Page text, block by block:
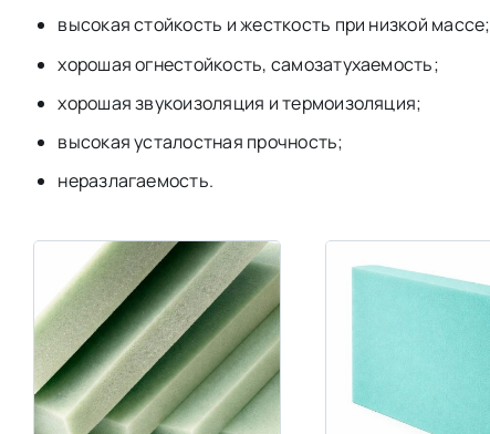
высокая стойкость и жесткость при низкой массе;
хорошая огнестойкость, самозатухаемость;
хорошая звукоизоляция и термоизоляция;
высокая усталостная прочность;
неразлагаемость.